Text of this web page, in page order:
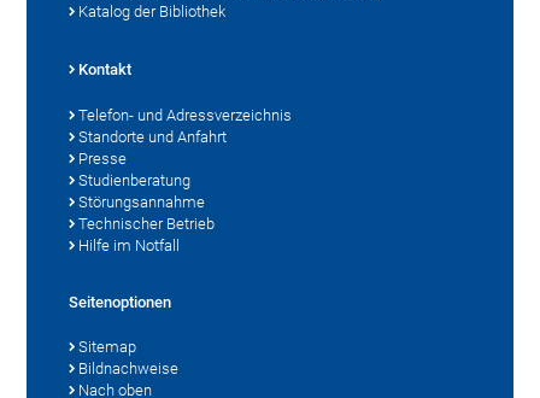
Katalog der Bibliothek
Kontakt
Telefon- und Adressverzeichnis
Standorte und Anfahrt
Presse
Studienberatung
Störungsannahme
Technischer Betrieb
Hilfe im Notfall
Seitenoptionen
Sitemap
Bildnachweise
Nach oben